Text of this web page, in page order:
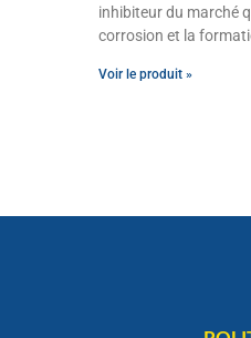
inhibiteur du marché
corrosion et la
Voir le produit »